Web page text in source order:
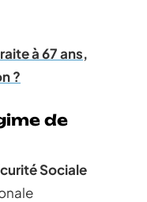
à 67 ans,
?
de
Sociale